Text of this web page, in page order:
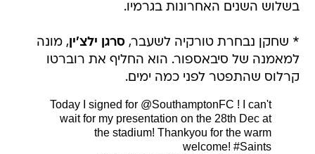
בשלוש השנים האחרונות בגרמיו.
* שחקן נבחרת טורקיה לשעבר,סרגן ילצ'ין, מונה
למאמנה של סיבאספור. הוא החליף את רוברטו
קרלוס שהתפטר לפני כמה ימים.
Today I signed for @SouthamptonFC ! I can't
wait for my presentation on the 28th Dec at
the stadium! Thankyou for the warm
welcome! #Saints